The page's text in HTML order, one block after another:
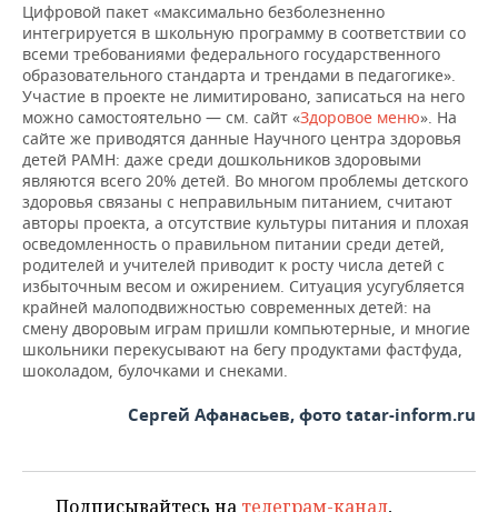
Цифровой пакет «максимально безболезненно
интегрируется в школьную программу в соответствии со
всеми требованиями федерального государственного
образовательного стандарта и трендами в педагогике».
Участие в проекте не лимитировано, записаться на него
можно самостоятельно — см. сайт «Здоровое меню». На
сайте же приводятся данные Научного центра здоровья
детей РАМН: даже среди дошкольников здоровыми
являются всего 20% детей. Во многом проблемы детского
здоровья связаны с неправильным питанием, считают
авторы проекта, а отсутствие культуры питания и плохая
осведомленность о правильном питании среди детей,
родителей и учителей приводит к росту числа детей с
избыточным весом и ожирением. Ситуация усугубляется
крайней малоподвижностью современных детей: на
смену дворовым играм пришли компьютерные, и многие
школьники перекусывают на бегу продуктами фастфуда,
шоколадом, булочками и снеками.
Сергей Афанасьев, фото tatar-inform.ru
Подписывайтесь на телеграм-канал,